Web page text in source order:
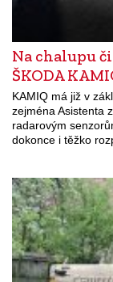
Na chalupu
ŠKODA
KAMIQ má již v
zejména Asistenta
radarovým
dokonce i těžko